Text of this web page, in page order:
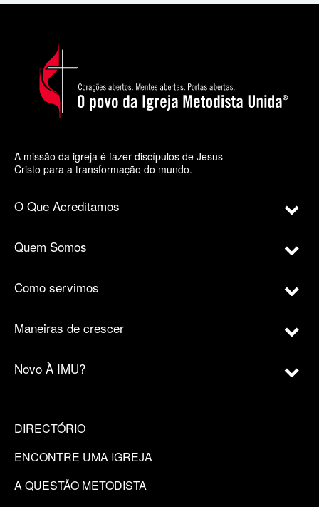
A missão da igreja é fazer discípulos de Jesus
Cristo para a transformação do mundo.
O Que Acreditamos
Quem Somos
Como servimos
Maneiras de crescer
Novo À IMU?
DIRECTÓRIO
ENCONTRE UMA IGREJA
A QUESTÃO METODISTA